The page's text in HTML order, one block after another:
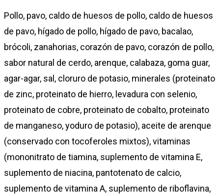
Pollo, pavo, caldo de huesos de pollo, caldo de huesos
de pavo, hígado de pollo, hígado de pavo, bacalao,
brócoli, zanahorias, corazón de pavo, corazón de pollo,
sabor natural de cerdo, arenque, calabaza, goma guar,
agar-agar, sal, cloruro de potasio, minerales (proteinato
de zinc, proteinato de hierro, levadura con selenio,
proteinato de cobre, proteinato de cobalto, proteinato
de manganeso, yoduro de potasio), aceite de arenque
(conservado con tocoferoles mixtos), vitaminas
(mononitrato de tiamina, suplemento de vitamina E,
suplemento de niacina, pantotenato de calcio,
suplemento de vitamina A, suplemento de riboflavina,